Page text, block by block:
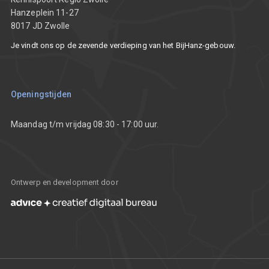
Vacatures
Hanzeplein 11-27
8017 JD Zwolle
Je vindt ons op de zevende verdieping van het BijHanz-gebouw.
Openingstijden
Maandag t/m vrijdag 08:30 - 17:00 uur.
Ontwerp en development door